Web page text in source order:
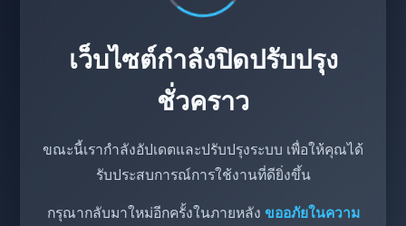
เว็บไซต์กำลังปิดปรับปรุง
ชั่วคราว
ขณะนี้เรากำลังอัปเดตและปรับปรุงระบบ เพื่อให้คุณได้
รับประสบการณ์การใช้งานที่ดียิ่งขึ้น
กรุณากลับมาใหม่อีกครั้งในภายหลัง ขออภัยในความ